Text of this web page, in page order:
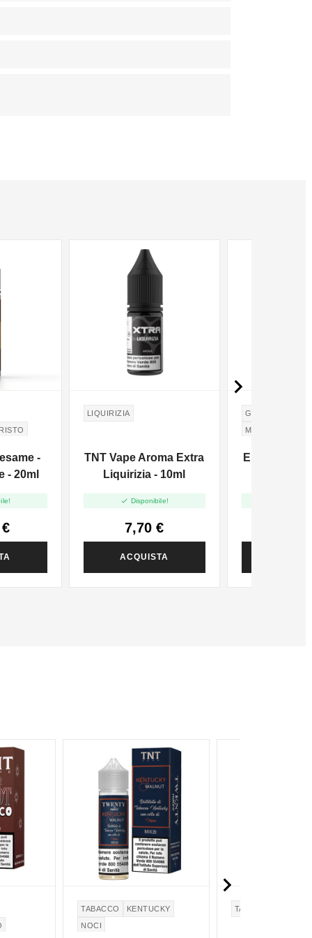
-
- 20ml
LIQUIRIZIA
TNT Vape Aroma Extra
Liquirizia - 10ml
 Disponibile!
7,70 €
ACQUISTA
GHIACCIO
MANGO
Eliquid

TABACCO
KENTUCKY
NOCI
TABACCO
